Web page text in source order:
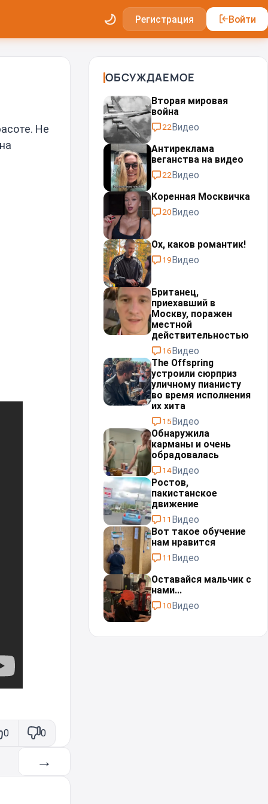
Регистрация Войти
Не
0 0
→
ОБСУЖДАЕМОЕ
Вторая мировая
война
22Видео
Антиреклама
веганства на видео
22Видео
Коренная Москвичка
20Видео
Ох, каков романтик!
19Видео
Британец,
приехавший в
Москву, поражен
местной
действительностью⁠⁠
16Видео
The Offspring
устроили сюрприз
уличному пианисту
во время исполнения
их хита
15Видео
Обнаружила
карманы и очень
обрадовалась
14Видео
Ростов,
пакистанское
движение
11 Видео
Вот такое обучение
нам нравится
11 Видео
Оставайся мальчик с
нами...⁠⁠
10Видео